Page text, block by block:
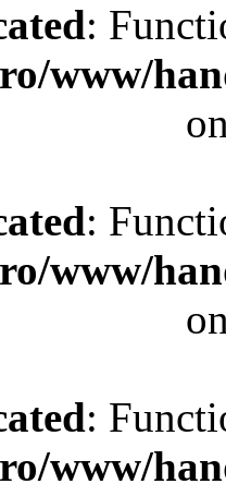
:
www/
:
www/
:
www/